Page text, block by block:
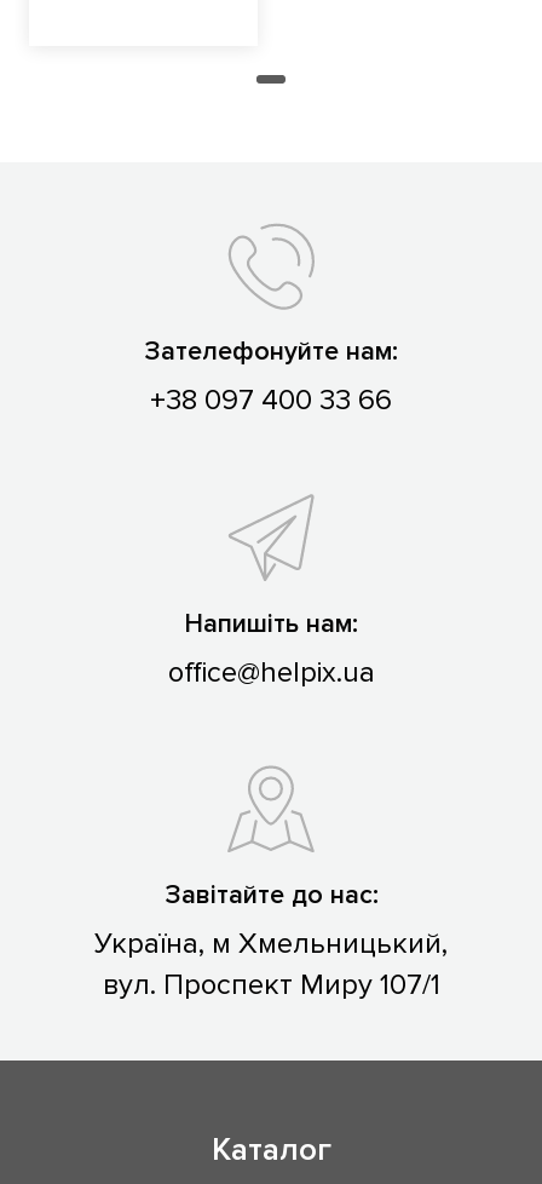
Зателефонуйте нам:
+38 097 400 33 66
Напишіть нам:
office@helpix.ua
Завітайте до нас:
Україна, м Хмельницький,
вул. Проспект Миру 107/1
Каталог